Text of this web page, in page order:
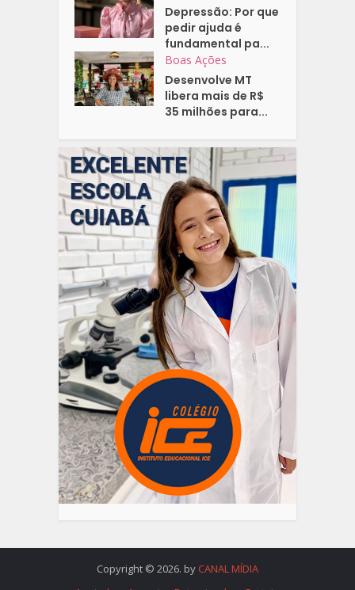
Depressão: Por que
pedir ajuda é
fundamental pa...
Boas Ações
Desenvolve MT
libera mais de R$
35 milhões para...
Copyright © 2026. by CANAL MÍDIA